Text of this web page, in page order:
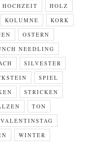
HOCHZEIT
HOLZ
KOLUMNE
KORK
OSTERN
NEEDLING
SILVESTER
SPIEL
STRICKEN
TON
VALENTINSTAG
WINTER